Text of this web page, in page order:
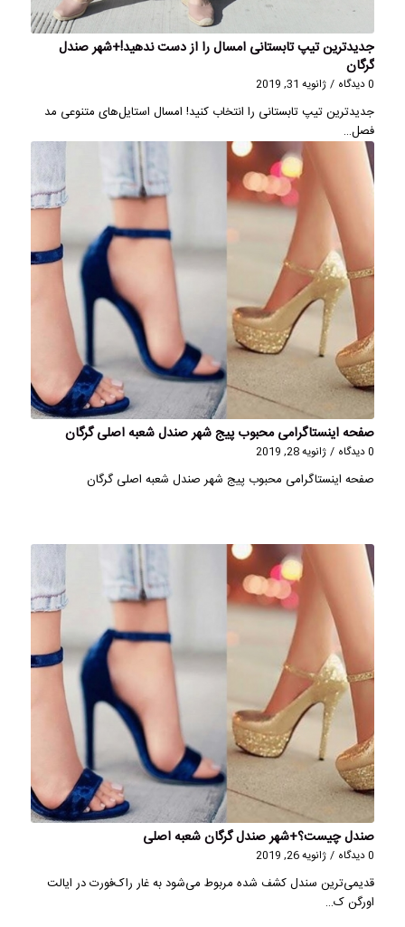
جدیدترین تیپ تابستانی امسال را از دست ندهید!+شهر صندل
گرگان
0 دیدگاه / ژانویه 31, 2019
جدیدترین تیپ تابستانی را انتخاب کنید! امسال استایل‌های متنوعی مد
فصل…
صفحه اینستاگرامی محبوب پیج شهر صندل شعبه اصلی گرگان
0 دیدگاه / ژانویه 28, 2019
صفحه اینستاگرامی محبوب پیج شهر صندل شعبه اصلی گرگان
صندل چیست؟+شهر صندل گرگان شعبه اصلی
0 دیدگاه / ژانویه 26, 2019
قدیمی‌ترین سندل کشف شده مربوط می‌شود به غار راک‌فورت در ایالت
اورگن ک…